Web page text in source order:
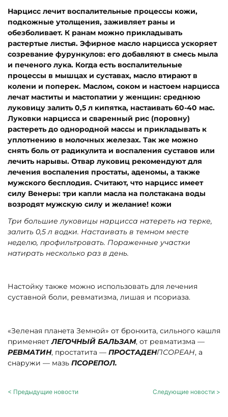
Нарцисс лечит воспалительные процессы кожи,
подкожные утолщения, заживляет раны и
обезболивает. К ранам можно прикладывать
растертые листья. Эфирное масло нарцисса ускоряет
созревание фурункулов: его добавляют в смесь мыла
и печеного лука. Когда есть воспалительные
процессы в мышцах и суставах, масло втирают в
колени и поперек. Маслом, соком и настоем нарцисса
лечат маститы и мастопатии у женщин: среднюю
луковицу залить 0,5 л кипятка, настаивать 60-40 мас.
Луковки нарцисса и сваренный рис (поровну)
растереть до однородной массы и прикладывать к
уплотнению в молочных железах. Так же можно
снять боль от радикулита и воспаления суставов или
лечить нарывы. Отвар луковиц рекомендуют для
лечения воспаления простаты, аденомы, а также
мужского бесплодия. Считают, что нарцисс имеет
силу Венеры: три капли масла на полстакана воды
возродят мужскую силу и желание! кожи
Три большие луковицы нарцисса натереть на терке,
залить 0,5 л водки. Настаивать в темном месте
неделю, профильтровать. Пораженные участки
натирать несколько раз в день.
Настойку также можно использовать для лечения
суставной боли, ревматизма, лишая и псориаза.
«Зеленая планета Земной» от бронхита, сильного кашля
применяетЛЕГОЧНЫЙ БАЛЬЗАМ, от ревматизма —
РЕВМАТИН, простатита — ПРОСТАДЕНПСОРЕАН, а
снаружи — мазь ПСОРЕПОЛ.
< Предыдущие новости Следующие новости >